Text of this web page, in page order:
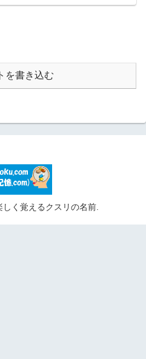
を書き込む
く覚えるクスリの名前.